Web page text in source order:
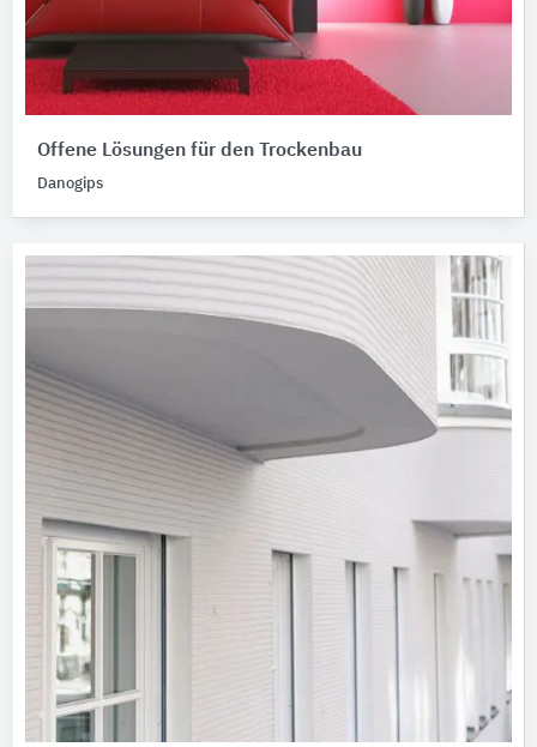
Offene Lösungen für den Trockenbau
Danogips